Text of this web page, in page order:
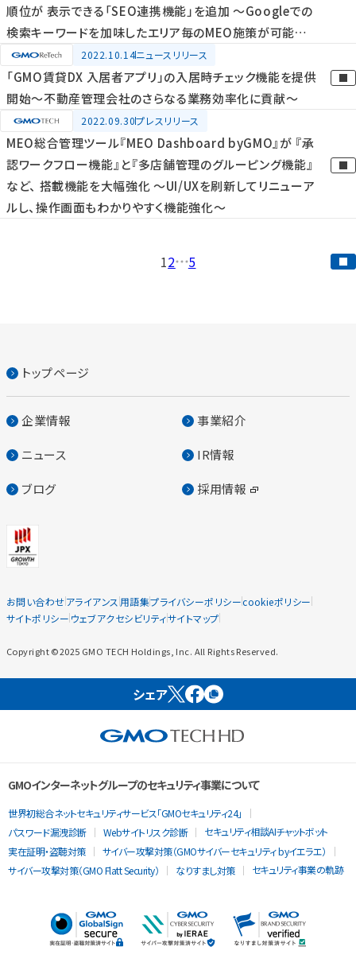
順位が 表示できる「SEO連携機能」を追加 ～Googleでの
検索キーワードを加味したエリア毎のMEO施策が可能に
～
2022.10.14ニュースリリース
「GMO賃貸DX 入居者アプリ」の入居時チェック機能を提供
開始～不動産管理会社のさらなる業務効率化に貢献～
2022.09.30プレスリリース
MEO総合管理ツール『MEO Dashboard byGMO』が 『承
認ワークフロー機能』と『多店舗管理のグルーピング機能』
など、 搭載機能を大幅強化 ～UI/UXを刷新してリニューア
ルし、操作画面もわかりやすく機能強化～
12 …
5
トップページ
企業情報 事業紹介
ニュース IR情報
ブログ 採用情報
お問い合わせアライアンス 用語集プライバシーポリシーcookieポリシー
サイトポリシー ウェブアクセシビリティサイトマップ
Copyright ©2025 GMO TECH Holdings, Inc. All Rights Reserved.
シェア
GMOインターネットグループのセキュリティ事業について
世界初総合ネットセキュリティサービス「GMOセキュリティ24」
パスワード漏洩診断
Webサイトリスク診断
セキュリティ相談AIチャットボット
実在証明・盗聴対策
サイバー攻撃対策（GMOサイバーセキュリティ byイエラエ）
サイバー攻撃対策（GMO Flatt Security）
なりすまし対策 セキュリティ事業の軌跡